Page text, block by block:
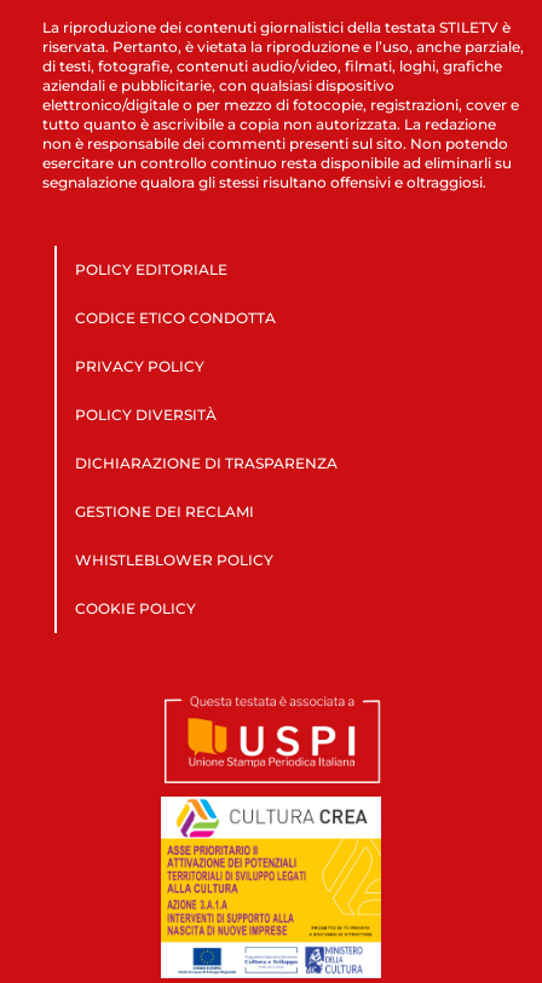
La riproduzione dei contenuti giornalistici della testata STILETV è
riservata. Pertanto, è vietata la riproduzione e l’uso, anche parziale,
di testi, fotografie, contenuti audio/video, filmati, loghi, grafiche
aziendali e pubblicitarie, con qualsiasi dispositivo
elettronico/digitale o per mezzo di fotocopie, registrazioni, cover e
tutto quanto è ascrivibile a copia non autorizzata. La redazione
non è responsabile dei commenti presenti sul sito. Non potendo
esercitare un controllo continuo resta disponibile ad eliminarli su
segnalazione qualora gli stessi risultano offensivi e oltraggiosi.
POLICY EDITORIALE
CODICE ETICO CONDOTTA
PRIVACY POLICY
POLICY DIVERSITÀ
DICHIARAZIONE DI TRASPARENZA
GESTIONE DEI RECLAMI
WHISTLEBLOWER POLICY
COOKIE POLICY